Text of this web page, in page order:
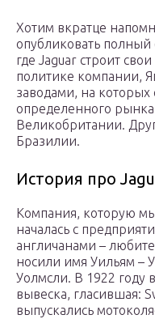
Хотим вкратце
опубликовать полный
где Jaguar строит
политике компании,
заводами, на которых
определенного
Великобритании.
Бразилии.
История про
Компания, которую
началась с
англичанами –
носили имя Уильям –
Уолмсли. В 1922 году
вывеска, гласившая:
выпускались